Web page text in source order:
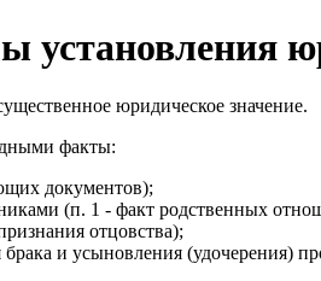
установления
юридическое значение.
факты:
документов);
(п. 1 - факт родственных
отцовства);
и усыновления (удочерения)